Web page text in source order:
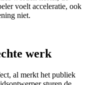
voelt acceleratie, ook
niet.
werk
al merkt het publiek